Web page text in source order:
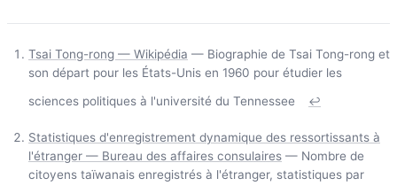
Tsai Tong-rong — Wikipédia — Biographie de Tsai Tong-rong et
son départ pour les États-Unis en 1960 pour étudier les
sciences politiques à l'université du Tennessee
↩
Statistiques d'enregistrement dynamique des ressortissants à
l'étranger — Bureau des affaires consulaires — Nombre de
citoyens taïwanais enregistrés à l'étranger, statistiques par